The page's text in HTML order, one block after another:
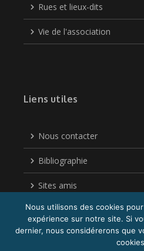
Rues et lieux-dits
Vie de l'association
Liens utiles
Nous contacter
Bibliographie
Sites amis
Politique de confidentialité
Nous utilisons des cookies
expérience sur notre site. Si
dernier, nous considérerons que